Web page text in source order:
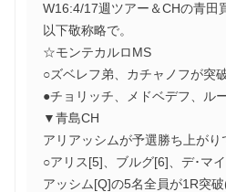
W16:4/17週ツアー＆CHの青田
以下敬称略で。
☆モンテカルロMS
○ズベレフ弟、カチャノフが突
●チョリッチ、メドベデフ、ル
▼青島CH
アリアッシムが予選勝ち上がり
○アリス[5]、ブルグ[6]、デ･マ
アッシム[Q]の5名全員が1R突